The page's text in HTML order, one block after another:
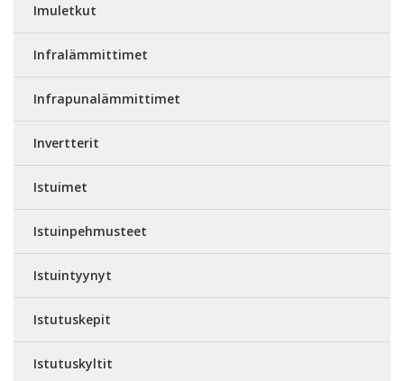
Imuletkut
Infralämmittimet
Infrapunalämmittimet
Invertterit
Istuimet
Istuinpehmusteet
Istuintyynyt
Istutuskepit
Istutuskyltit